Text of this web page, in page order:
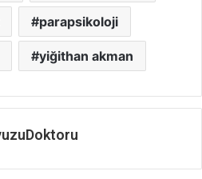
parapsikoloji
yiğithan akman